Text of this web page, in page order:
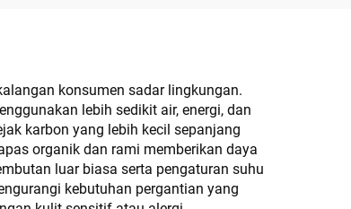
konsumen sadar lingkungan.
lebih sedikit air, energi, dan
karbon yang lebih kecil sepanjang
organik dan rami memberikan daya
luar biasa serta pengaturan suhu
kebutuhan pergantian yang